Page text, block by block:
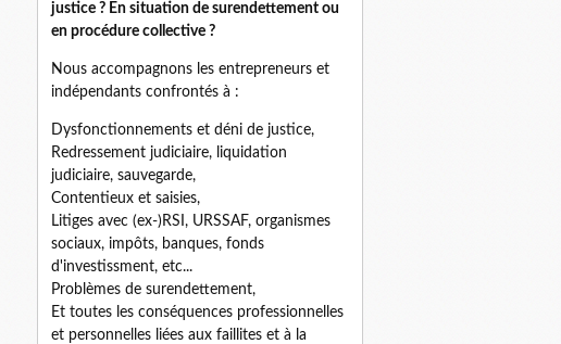
justice ? En situation de surendettement ou
en procédure collective ?
Nous accompagnons les entrepreneurs et
indépendants confrontés à :
Dysfonctionnements et déni de justice,
Redressement judiciaire, liquidation
judiciaire, sauvegarde,
Contentieux et saisies,
Litiges avec (ex-)RSI, URSSAF, organismes
sociaux, impôts, banques, fonds
d'investissment, etc...
Problèmes de surendettement,
Et toutes les conséquences professionnelles
et personnelles liées aux faillites et à la